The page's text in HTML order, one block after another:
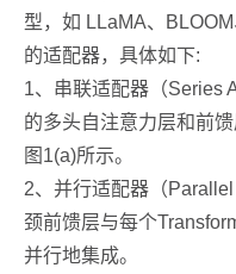
型，如 LLaMA、
的适配器，具体如下:
1、串联适配器（Series
的多头自注意力层和前
图1(a)所示。
2、并行适配器（
颈前馈层与每个
并行地集成。